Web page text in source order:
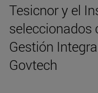
Tesicnor y el
seleccionados
Gestión
Govtech